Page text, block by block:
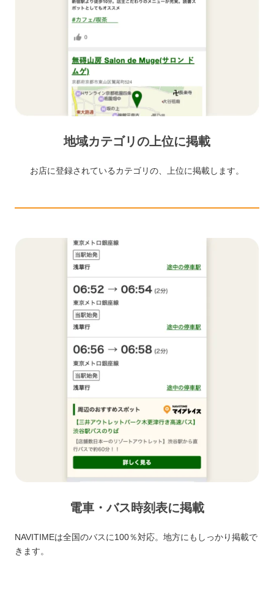
地域カテゴリの上位に掲載
お店に登録されているカテゴリの、上位に掲載します。
電車・バス時刻表に掲載
NAVITIMEは全国のバスに100％対応。地方にもしっかり掲載で
きます。